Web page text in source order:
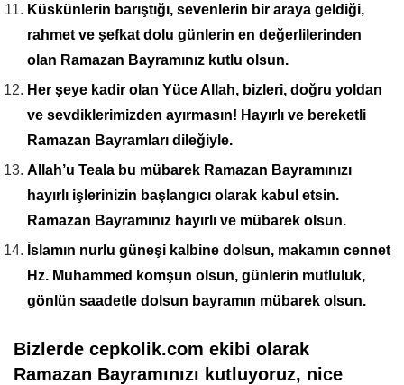
Küskünlerin barıştığı, sevenlerin bir araya geldiği,
rahmet ve şefkat dolu günlerin en değerlilerinden
olan Ramazan Bayramınız kutlu olsun.
Her şeye kadir olan Yüce Allah, bizleri, doğru yoldan
ve sevdiklerimizden ayırmasın! Hayırlı ve bereketli
Ramazan Bayramları dileğiyle.
Allah’u Teala bu mübarek Ramazan Bayramınızı
hayırlı işlerinizin başlangıcı olarak kabul etsin.
Ramazan Bayramınız hayırlı ve mübarek olsun.
İslamın nurlu güneşi kalbine dolsun, makamın cennet
Hz. Muhammed komşun olsun, günlerin mutluluk,
gönlün saadetle dolsun bayramın mübarek olsun.
Bizlerde cepkolik.com ekibi olarak
Ramazan Bayramınızı kutluyoruz, nice